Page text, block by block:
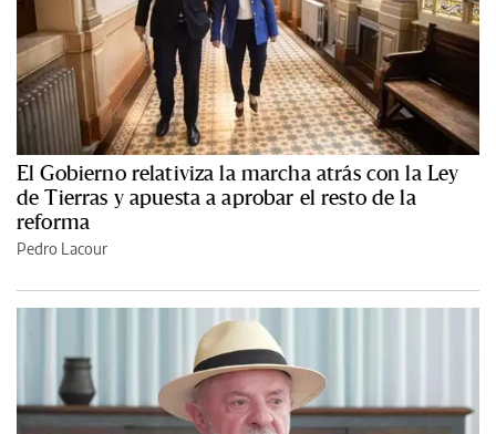
El Gobierno relativiza la marcha atrás con la Ley
de Tierras y apuesta a aprobar el resto de la
reforma
Pedro Lacour